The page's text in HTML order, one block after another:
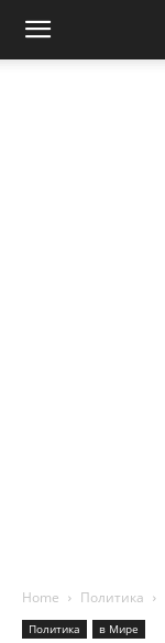
Home Политика
Политика в Мире